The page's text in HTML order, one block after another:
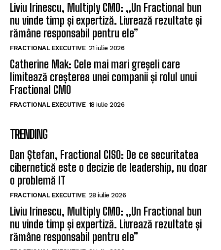
Liviu Irinescu, Multiply CMO: „Un Fractional bun
nu vinde timp și expertiză. Livrează rezultate și
rămâne responsabil pentru ele”
FRACTIONAL EXECUTIVE 21 iulie 2026
Catherine Mak: Cele mai mari greșeli care
limitează creșterea unei companii și rolul unui
Fractional CMO
FRACTIONAL EXECUTIVE 18 iulie 2026
TRENDING
Dan Ștefan, Fractional CISO: De ce securitatea
cibernetică este o decizie de leadership, nu doar
o problemă IT
FRACTIONAL EXECUTIVE 28 iulie 2026
Liviu Irinescu, Multiply CMO: „Un Fractional bun
nu vinde timp și expertiză. Livrează rezultate și
rămâne responsabil pentru ele”